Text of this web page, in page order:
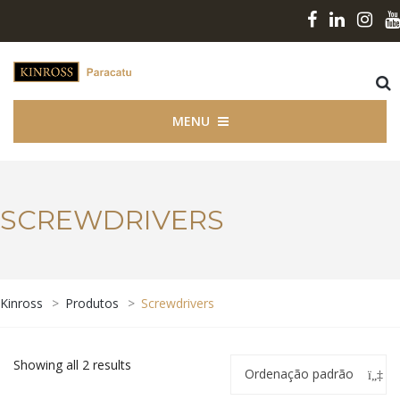
MENU
SCREWDRIVERS
Kinross > Produtos > Screwdrivers
Showing all 2 results
Ordenação padrão